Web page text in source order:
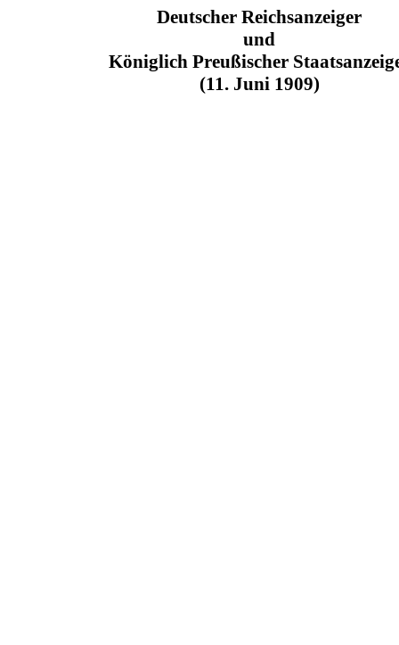
Deutscher Reichsanzeiger
und
Königlich Preußischer
(11. Juni 1909)